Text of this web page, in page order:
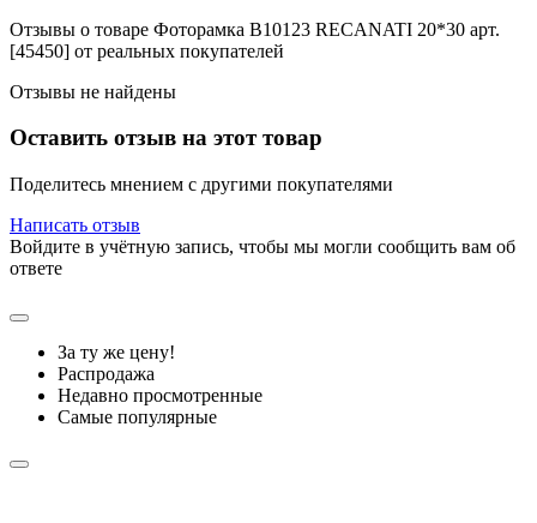
Отзывы о товаре Фоторамка B10123 RECANATI 20*30 арт.
[45450] от реальных покупателей
Отзывы не найдены
Оставить отзыв на этот товар
Поделитесь мнением с другими покупателями
Написать отзыв
Войдите в учётную запись, чтобы мы могли сообщить вам об
ответе
За ту же цену!
Распродажа
Недавно просмотренные
Самые популярные